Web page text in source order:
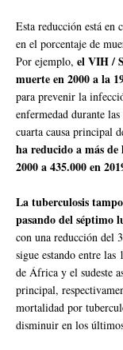
Esta reducción está en
en el porcentaje de
Por ejemplo, el VIH /
muerte en 2000 a la
para prevenir la
enfermedad durante
cuarta causa principal
ha reducido a más
2000 a 435.000 en
La tuberculosis
pasando del séptimo
con una reducción del
sigue estando entre las
de África y el sudeste
principal,
mortalidad por
disminuir en los